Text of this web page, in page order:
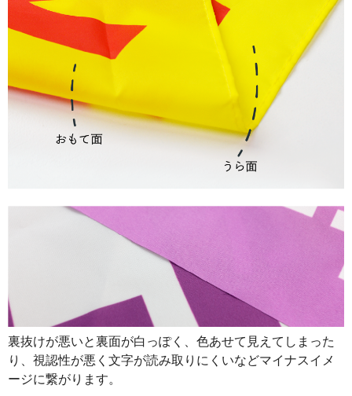
裏抜けが悪いと裏面が白っぽく、色あせて見えてしまった
り、視認性が悪く文字が読み取りにくいなどマイナスイメ
ージに繋がります。